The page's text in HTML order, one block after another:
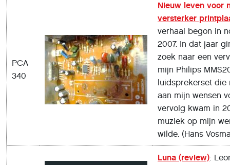
PCA
340
Nieuw leven voor
versterker
verhaal begon in
2007. In dat jaar
zoek naar een
mijn Philips
luidsprekerset die
aan mijn wensen
vervolg kwam in
muziek op mijn
wilde. (Hans
Luna (review):